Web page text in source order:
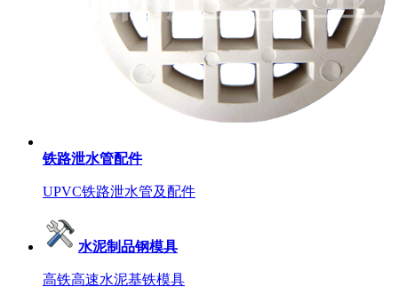
铁路泄水管配件
UPVC铁路泄水管及配件
水泥制品钢模具
高铁高速水泥基铁模具